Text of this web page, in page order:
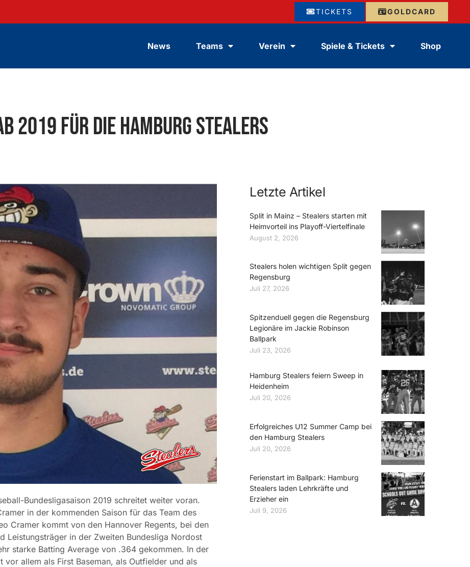
GOLDCARD
TICKETS
News Teams Verein Spiele & Tickets Shop
2019 für die Hamburg Stealers
Bundesligasaison 2019 schreitet weiter voran.
in der kommenden Saison für das Team des
Cramer kommt von den Hannover Regents, bei den
Leistungsträger in der Zweiten Bundesliga Nordost
starke Batting Average von .364 gekommen. In der
allem als First Baseman, als Outfielder und als
Letzte Artikel
Split in Mainz – Stealers starten mit
Heimvorteil ins Playoff-Viertelfinale
August 2, 2026
Stealers holen wichtigen Split gegen
Regensburg
Juli 27, 2026
Spitzenduell gegen die Regensburg
Legionäre im Jackie Robinson
Ballpark
Juli 23, 2026
Hamburg Stealers feiern Sweep in
Heidenheim
Juli 20, 2026
Erfolgreiches U12 Summer Camp bei
den Hamburg Stealers
Juli 20, 2026
Ferienstart im Ballpark: Hamburg
Stealers laden Lehrkräfte und
Erzieher ein
Juli 9, 2026